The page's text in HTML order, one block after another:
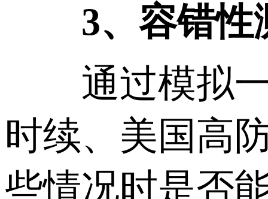
3、容错性
通过模拟一
时续、美国高
些情况时是否